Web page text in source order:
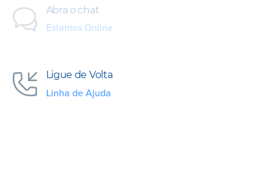
Abra o chat
Estamos Online
Ligue de Volta
Linha de Ajuda